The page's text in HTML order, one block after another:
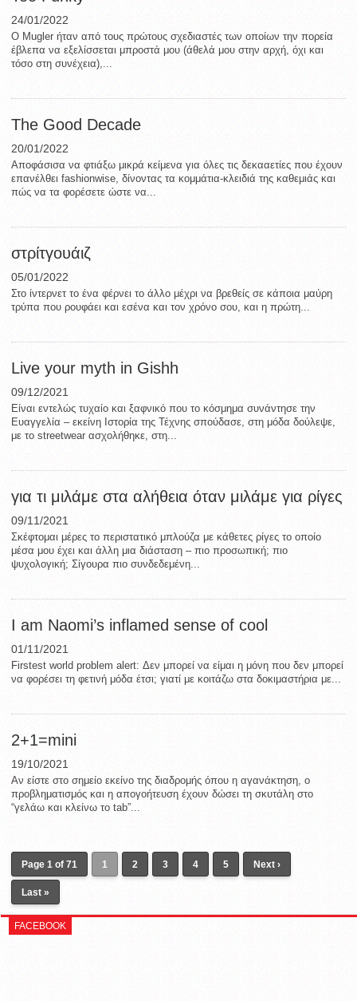
24/01/2022
Ο Mugler ήταν από τους πρώτους σχεδιαστές των οποίων την πορεία
έβλεπα να εξελίσσεται μπροστά μου (άθελά μου στην αρχή, όχι και
τόσο στη συνέχεια),...
The Good Decade
20/01/2022
Aποφάσισα να φτιάξω μικρά κείμενα για όλες τις δεκααετίες που έχουν
επανέλθει fashionwise, δίνοντας τα κομμάτια-κλειδιά της καθεμιάς και
πώς να τα φορέσετε ώστε να...
στρίτγουάιζ
05/01/2022
Στο ίντερνετ το ένα φέρνει το άλλο μέχρι να βρεθείς σε κάποια μαύρη
τρύπα που ρουφάει και εσένα και τον χρόνο σου, και η πρώτη...
Live your myth in Gishh
09/12/2021
Είναι εντελώς τυχαίο και ξαφνικό που το κόσμημα συνάντησε την
Ευαγγελία – εκείνη Ιστορία της Τέχνης σπούδασε, στη μόδα δούλεψε,
με το streetwear ασχολήθηκε, στη...
για τι μιλάμε στα αλήθεια όταν μιλάμε για ρίγες
09/11/2021
Σκέφτομαι μέρες το περιστατικό μπλούζα με κάθετες ρίγες το οποίο
μέσα μου έχει και άλλη μια διάσταση – πιο προσωπική; πιο
ψυχολογική; Σίγουρα πιο συνδεδεμένη...
I am Naomi’s inflamed sense of cool
01/11/2021
Firstest world problem alert: Δεν μπορεί να είμαι η μόνη που δεν μπορεί
να φορέσει τη φετινή μόδα έτσι; γιατί με κοιτάζω στα δοκιμαστήρια με...
2+1=mini
19/10/2021
Αν είστε στο σημείο εκείνο της διαδρομής όπου η αγανάκτηση, ο
προβληματισμός και η απογοήτευση έχουν δώσει τη σκυτάλη στο
“γελάω και κλείνω το tab”...
Page 1 of 71 1 2 3 4 5 Next ›
Last »
FACEBOOK